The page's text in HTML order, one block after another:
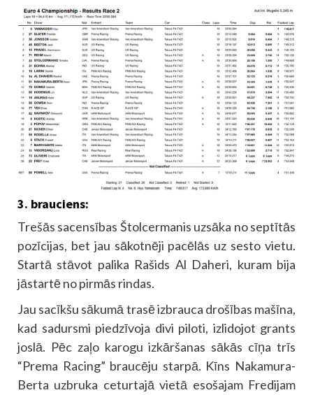
3. brauciens:
Trešās sacensības Štolcermanis uzsāka no septītās
pozīcijas, bet jau sākotnēji pacēlās uz sesto vietu.
Startā stāvot palika Rašids Al Daheri, kuram bija
jāstartē no pirmās rindas.
Jau sacīkšu sākumā trasē izbrauca drošības mašīna,
kad sadursmi piedzīvoja divi piloti, izlidojot grants
joslā. Pēc zaļo karogu izkāršanas sākās cīņa trīs
“Prema Racing” braucēju starpā. Kīns Nakamura-
Berta uzbruka ceturtajā vietā esošajam Fredijam